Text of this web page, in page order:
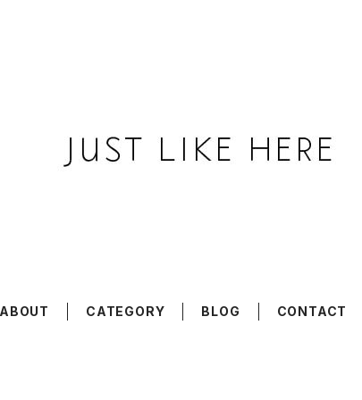
CATEGORY BLOG CONTACT